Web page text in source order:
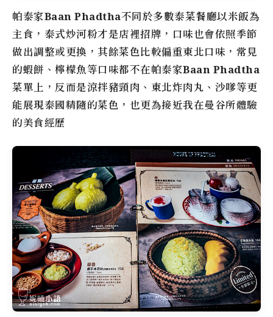
帕泰家Baan Phadtha不同於多數泰菜餐廳以米飯為
主食，泰式炒河粉才是店裡招牌，口味也會依照季節
做出調整或更換，其餘菜色比較偏重東北口味，常見
的蝦餅、檸檬魚等口味都不在帕泰家Baan Phadtha
菜單上，反而是涼拌豬頸肉、東北炸肉丸、沙嗲等更
能展現泰國精隨的菜色，也更為接近我在曼谷所體驗
的美食經歷